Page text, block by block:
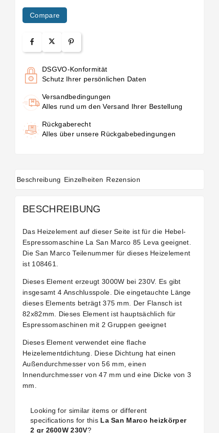
Compare
DSGVO-Konformität
Schutz Ihrer persönlichen Daten
Versandbedingungen
Alles rund um den Versand Ihrer Bestellung
Rückgaberecht
Alles über unsere Rückgabebedingungen
Beschreibung Einzelheiten Rezension
BESCHREIBUNG
Das Heizelement auf dieser Seite ist für die Hebel-
Espressomaschine La San Marco 85 Leva geeignet.
Die San Marco Teilenummer für dieses Heizelement
ist 108461.
Dieses Element erzeugt 3000W bei 230V. Es gibt
insgesamt 4 Anschlusspole. Die eingetauchte Länge
dieses Elements beträgt 375 mm. Der Flansch ist
82x82mm. Dieses Element ist hauptsächlich für
Espressomaschinen mit 2 Gruppen geeignet
Dieses Element verwendet eine flache
Heizelementdichtung. Diese Dichtung hat einen
Außendurchmesser von 56 mm, einen
Innendurchmesser von 47 mm und eine Dicke von 3
mm.
Looking for similar items or different
specifications for this La San Marco heizkörper
2 gr 2600W 230V?